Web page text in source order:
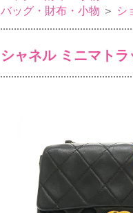
バッグ・財布・小物 ＞ シ
シャネル ミニマト